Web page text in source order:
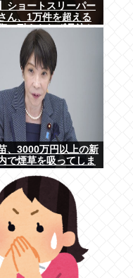
ショートスリーパー
ん、1万件を超える
に耐えられず号泣し
、3000万円以上の新
で煙草を吸ってしま